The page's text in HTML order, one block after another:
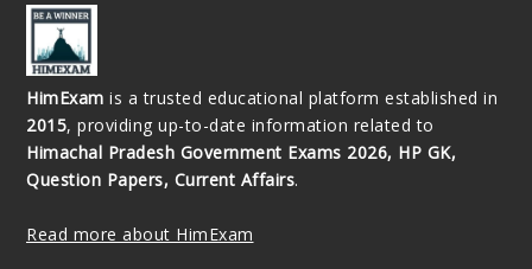
HimExam is a trusted educational platform established in
2015, providing up-to-date information related to
Himachal Pradesh Government Exams 2026, HP GK,
Question Papers, Current Affairs.
Read more about HimExam